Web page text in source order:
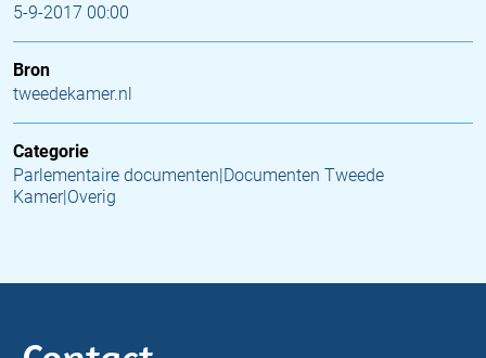
5-9-2017 00:00
Bron
tweedekamer.nl
Categorie
Parlementaire documenten|Documenten Tweede
Kamer|Overig